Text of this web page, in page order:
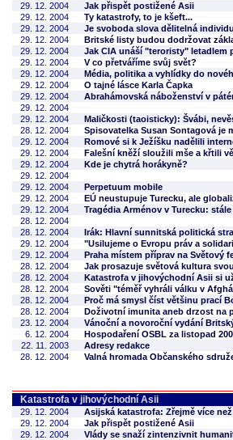
29. 12. 2004
Jak přispět postižené Asii
29. 12. 2004
Ty katastrofy, to je kšeft...
29. 12. 2004
Je svoboda slova dělitelná
29. 12. 2004
Britské listy budou dodržovat
29. 12. 2004
Jak CIA unáší "teroristy" letadlem
29. 12. 2004
V co přetváříme svůj svět?
29. 12. 2004
Média, politika a vyhlídky do
29. 12. 2004
O tajné lásce Karla Čapka
29. 12. 2004
Abrahámovská náboženství v
29. 12. 2004
29. 12. 2004
Maličkosti (taoisticky): Švábi,
28. 12. 2004
Spisovatelka Susan Sontagová je
29. 12. 2004
Romové si k Ježíšku nadělili
29. 12. 2004
Falešní kněží sloužili mše a křtili
29. 12. 2004
Kde je chytrá horákyně?
29. 12. 2004
29. 12. 2004
Perpetuum mobile
29. 12. 2004
EÚ neustupuje Turecku, ale
29. 12. 2004
Tragédia Arménov v Turecku:
28. 12. 2004
28. 12. 2004
Irák: Hlavní sunnitská politická
29. 12. 2004
"Usilujeme o Evropu práv a
29. 12. 2004
Praha místem příprav na Světový
28. 12. 2004
Jak prosazuje světová kultura
28. 12. 2004
Katastrofa v jihovýchodní Asii si
28. 12. 2004
Sověti "téměř vyhráli válku v
28. 12. 2004
Proč má smysl číst většinu prací
28. 12. 2004
Doživotní imunita aneb drzost na
23. 12. 2004
Vánoční a novoroční vydání
6. 12. 2004
Hospodaření OSBL za listopad
22. 11. 2003
Adresy redakce
28. 12. 2004
Valná hromada Občanského
Katastrofa v jihovýchodní Asii
29. 12. 2004
Asijská katastrofa: Zřejmě více
29. 12. 2004
Jak přispět postižené Asii
29. 12. 2004
Vlády se snaží zintenzivnit